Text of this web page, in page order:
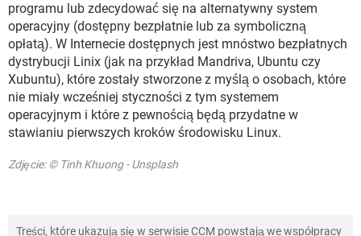
programu lub zdecydować się na alternatywny system
operacyjny (dostępny bezpłatnie lub za symboliczną
opłatą). W Internecie dostępnych jest mnóstwo bezpłatnych
dystrybucji Linix (jak na przykład Mandriva, Ubuntu czy
Xubuntu), które zostały stworzone z myślą o osobach, które
nie miały wcześniej styczności z tym systemem
operacyjnym i które z pewnością będą przydatne w
stawianiu pierwszych kroków środowisku Linux.
Zdjęcie: © Tinh Khuong - Unsplash
Treści, które ukazują się w serwisie CCM powstają we współpracy